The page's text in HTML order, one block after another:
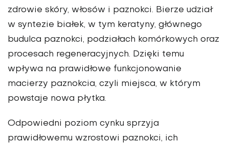
zdrowie skóry, włosów i paznokci. Bierze udział
w syntezie białek, w tym keratyny, głównego
budulca paznokci, podziałach komórkowych oraz
procesach regeneracyjnych. Dzięki temu
wpływa na prawidłowe funkcjonowanie
macierzy paznokcia, czyli miejsca, w którym
powstaje nowa płytka.
Odpowiedni poziom cynku sprzyja
prawidłowemu wzrostowi paznokci, ich